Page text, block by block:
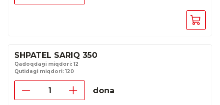
SHPATEL SARIQ 350
Qadoqdagi miqdori: 12
Qutidagi miqdori: 120
dona